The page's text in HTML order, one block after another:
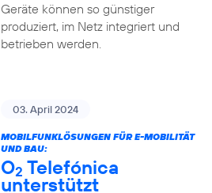
Geräte können so günstiger
produziert, im Netz integriert und
betrieben werden.
03. April 2024
MOBILFUNKLÖSUNGEN FÜR E-MOBILITÄT
UND BAU:
O2 Telefónica
unterstützt